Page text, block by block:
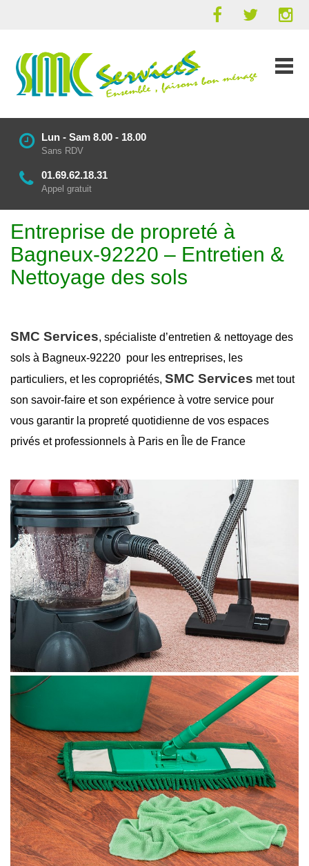
Lun - Sam 8.00 - 18.00
Sans RDV
01.69.62.18.31
Appel gratuit
Entreprise de propreté à
Bagneux-92220 – Entretien &
Nettoyage des sols
SMC Services, spécialiste d’entretien & nettoyage des
sols à Bagneux-92220 pour les entreprises, les
particuliers, et les copropriétés, SMC Services met tout
son savoir-faire et son expérience à votre service pour
vous garantir la propreté quotidienne de vos espaces
privés et professionnels à Paris en Île de France